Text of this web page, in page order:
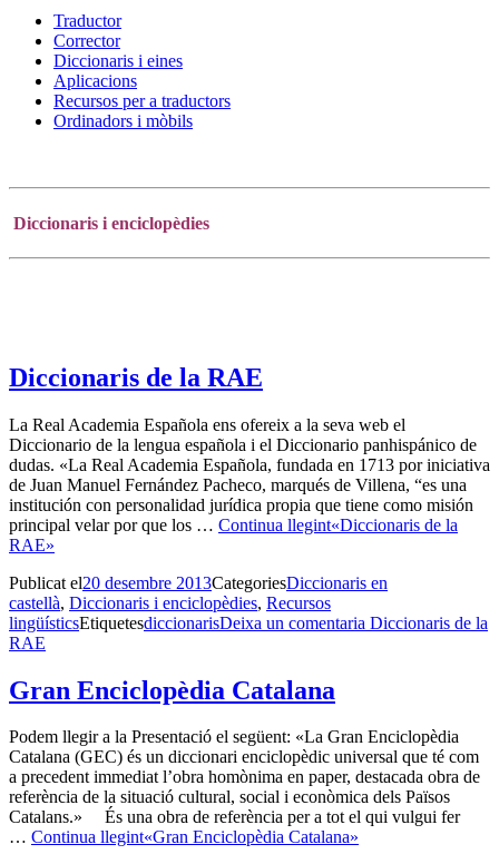
Traductor
Corrector
Diccionaris i eines
Aplicacions
Recursos per a traductors
Ordinadors i mòbils
Diccionaris i enciclopèdies
Diccionaris de la RAE
La Real Academia Española ens ofereix a la seva web el
Diccionario de la lengua española i el Diccionario panhispánico de
dudas. «La Real Academia Española, fundada en 1713 por iniciativa
de Juan Manuel Fernández Pacheco, marqués de Villena, “es una
institución con personalidad jurídica propia que tiene como misión
principal velar por que los … Continua llegint«Diccionaris de la
RAE»
Publicat el20 desembre 2013CategoriesDiccionaris en
castellà, Diccionaris i enciclopèdies, Recursos
lingüísticsEtiquetesdiccionarisDeixa un comentaria Diccionaris de la
RAE
Gran Enciclopèdia Catalana
Podem llegir a la Presentació el següent: «La Gran Enciclopèdia
Catalana (GEC) és un diccionari enciclopèdic universal que té com
a precedent immediat l’obra homònima en paper, destacada obra de
referència de la situació cultural, social i econòmica dels Països
Catalans.» És una obra de referència per a tot el qui vulgui fer
… Continua llegint«Gran Enciclopèdia Catalana»